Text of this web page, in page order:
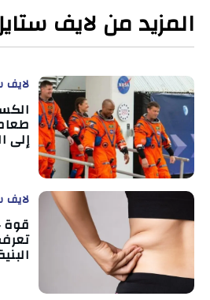
المزيد من لايف
لايف
إلى
لايف
قوة